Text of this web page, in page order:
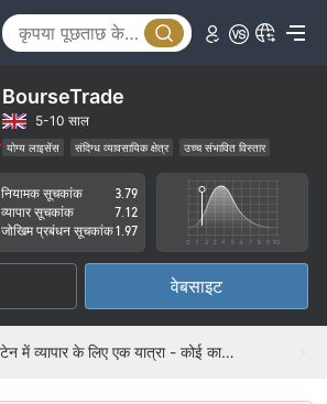
BourseTrade
5-10 साल
योग्य लाइसेंस संदिग्ध व्यावसायिक क्षेत्र उच्च संभावित विस्तार
नियामक सूचकांक
3.79
व्यापार सूचकांक
7.12
जोखिम प्रबंधन सूचकांक1.97
वेबसाइट
ब्रिटेन में व्यापार के लिए एक यात्रा - कोई कार्यालय ढूँढना